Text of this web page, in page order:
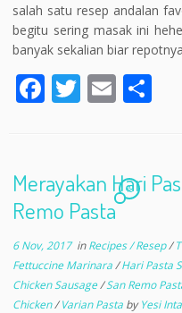
salah satu resep andalan
begitu sering masak ini
banyak sekalian biar
F
b
o
o
k
T
er
E
l e
Merayakan Hari
Remo Pasta
19
6 Nov, 2017inRecipes / Resep/
Fettuccine Marinara/Hari Pasta
Chicken Sausage/San Remo
Chicken/Varian Pasta byYesi